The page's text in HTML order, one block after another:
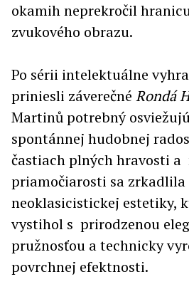
okamih neprekročil
zvukového obrazu.
Po sérii intelektuálne
priniesli záverečné Rondá
Martinů potrebný
spontánnej hudobnej
častiach plných hravosti a
priamočiarosti sa zrkadlila
neoklasicistickej estetiky,
vystihol s prirodzenou
pružnosťou a technicky
povrchnej efektnosti.